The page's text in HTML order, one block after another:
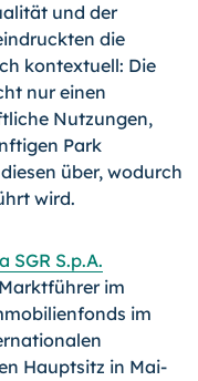
und der
die
kontextuell: Die
nur einen
Nutzungen,
Park
über, wodurch
wird.
SGR S.p.A.
im
im
Hauptsitz in Mai­